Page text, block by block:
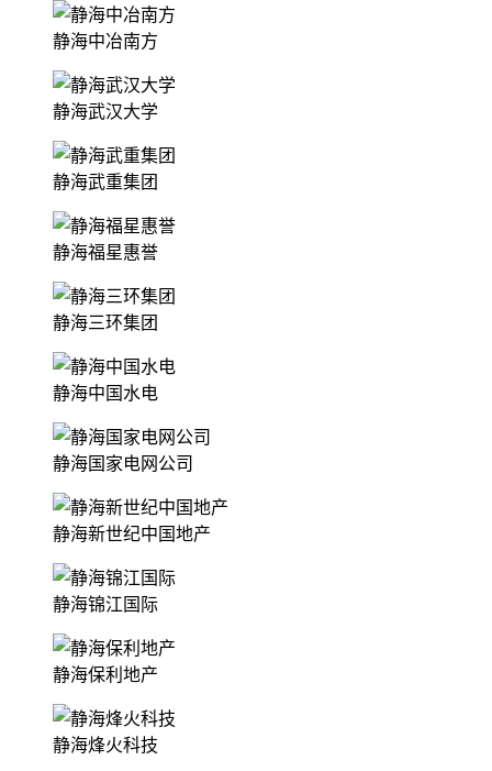
静海中冶南方
静海武汉大学
静海武重集团
静海福星惠誉
静海三环集团
静海中国水电
静海国家电网公司
静海新世纪中国地产
静海锦江国际
静海保利地产
静海烽火科技